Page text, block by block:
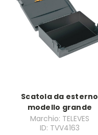
Scatola da esterno
modello grande
Marchio: TELEVES
ID: TVV4163